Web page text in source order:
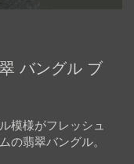
バングル ブ
模様がフレッシュ
の翡翠バングル。